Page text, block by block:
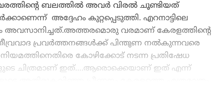
ബലത്തിൽ അവർ വിരൽ ചൂണ്ടിയത്
അദ്ദേഹം കുറ്റപ്പെടുത്തി. എറനാട്ടിലെ
അവസാനിച്ചത്.അത്തരമൊരു വരമാണ് കേരളത്തിൻ്റെ
പ്രവർത്തനങ്ങൾക്ക് പിന്തുണ നൽകുന്നവരെ
കോഴിക്കോട് നടന്ന പ്രതിഷേധ
ചിത്രമാണ് ഇത്….ആരൊക്കെയാണ് ഇത് എന്ന്